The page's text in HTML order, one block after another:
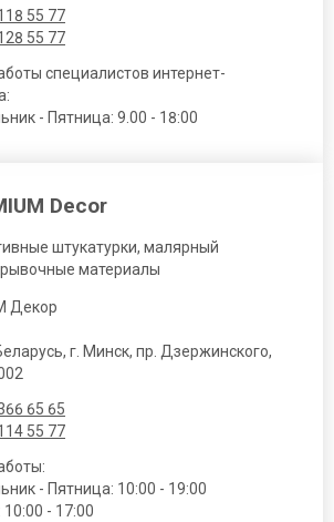
55 77
55 77
специалистов интернет-
- Пятница: 9.00 - 18:00
Decor
штукатурки, малярный
материалы
Декор
г. Минск, пр. Дзержинского,
65 65
55 77
- Пятница: 10:00 - 19:00
- 17:00